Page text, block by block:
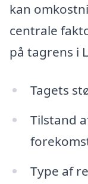
kan
centrale
på tagrens i
Tagets
Tilstand
Type af